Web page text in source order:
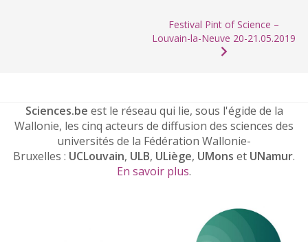
Festival Pint of Science –
Louvain-la-Neuve 20-21.05.2019
Sciences.be est le réseau qui lie, sous l'égide de la
Wallonie, les cinq acteurs de diffusion des sciences des
universités de la Fédération Wallonie-
Bruxelles : UCLouvain, ULB, ULiège, UMons et UNamur.
En savoir plus.